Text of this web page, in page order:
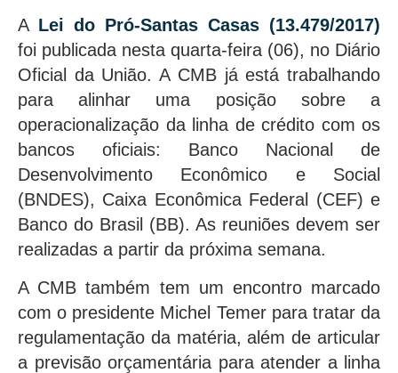
A Lei do Pró-Santas Casas (13.479/2017)
foi publicada nesta quarta-feira (06), no Diário
Oficial da União. A CMB já está trabalhando
para alinhar uma posição sobre a
operacionalização da linha de crédito com os
bancos oficiais: Banco Nacional de
Desenvolvimento Econômico e Social
(BNDES), Caixa Econômica Federal (CEF) e
Banco do Brasil (BB). As reuniões devem ser
realizadas a partir da próxima semana.
A CMB também tem um encontro marcado
com o presidente Michel Temer para tratar da
regulamentação da matéria, além de articular
a previsão orçamentária para atender a linha